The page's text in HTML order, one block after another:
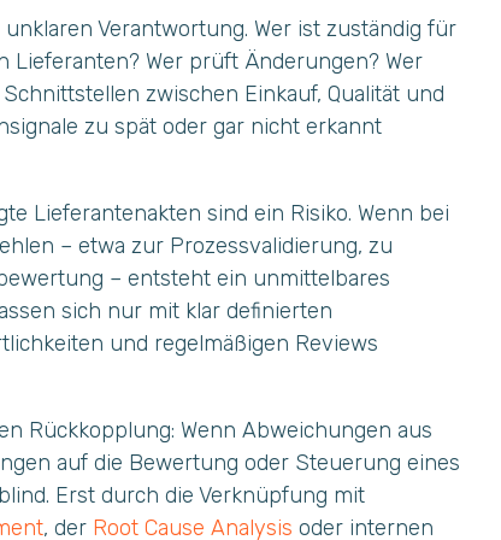
Verantwortung. Wer ist zuständig für
Wer prüft Änderungen? Wer
zwischen Einkauf, Qualität und
zu spät oder gar nicht erkannt
Lieferantenakten sind ein Risiko. Wenn bei
– etwa zur Prozessvalidierung, zu
– entsteht ein unmittelbares
sich nur mit klar definierten
und regelmäßigen Reviews
Rückkopplung: Wenn Abweichungen aus
auf die Bewertung oder Steuerung eines
Erst durch die Verknüpfung mit
, der Root Cause Analysis oder internen